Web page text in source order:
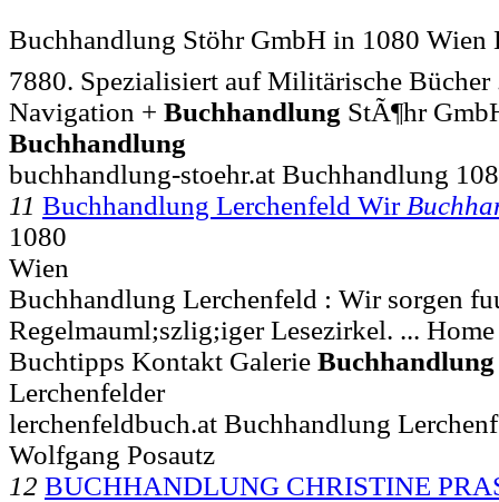
Buchhandlung Stöhr GmbH in 1080 Wien
7880. Spezialisiert auf Militärische
Navigation + Buchhandlung StÃ¶hr
Buchhandlung
buchhandlung-stoehr.at Buchhandlung
11 Buchhandlung Lerchenfeld Wir
1080
Wien
Buchhandlung Lerchenfeld : Wir sorgen
Regelmauml;szlig;iger Lesezirkel. ...
Buchtipps Kontakt Galerie Buchhandlung
Lerchenfelder
lerchenfeldbuch.at Buchhandlung
Wolfgang Posautz
12 BUCHHANDLUNG CHRISTINE